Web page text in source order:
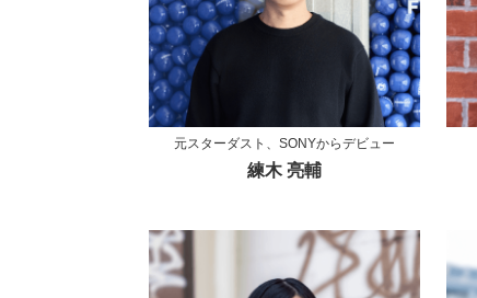
元スターダスト、SONYからデビュー
練木 亮輔